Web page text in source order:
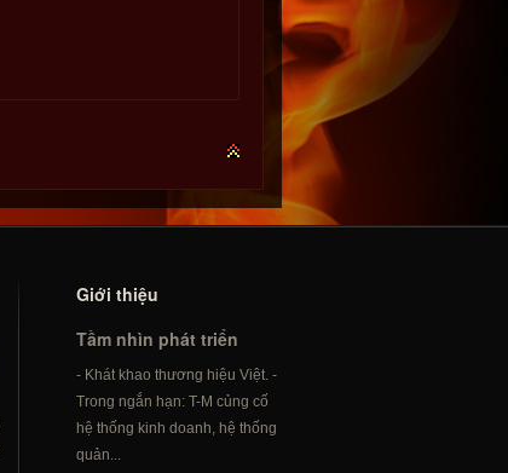
Giới thiệu
Tầm nhìn phát triển
- Khát khao thương hiệu Việt. -
Trong ngắn hạn: T-M củng cố
hệ thống kinh doanh, hệ thống
quản...